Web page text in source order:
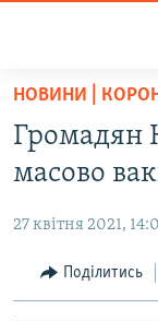
Перейти
основного
матеріалу
до
навігації
Перейти
ВСЕ ЗА ДОБУ
ПОЛІТИКА
ЕКОНОМІКА
ВІЙНА
РОСІЙСЬКА
НОВИНИ |
Громадян
масово
27 квітня 2021,
Поділитись